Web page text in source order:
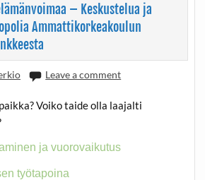
– Keskustelua ja
Ammattikorkeakoulun
Leave a comment
Voiko taide olla laajalti
ja vuorovaikutus
työtapoina